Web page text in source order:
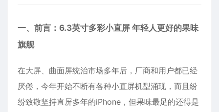
一、前言：6.3英寸多彩小直屏 年轻人更好的果味
旗舰
在大屏、曲面屏统治市场多年后，厂商和用户都已经
厌倦，今年开始不断有各种小直屏机型涌现，而且纷
纷致敬坚持直屏多年的iPhone，但果味最足的还得是